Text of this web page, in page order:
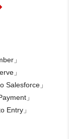
」
」
Salesforce」
」
Entry」